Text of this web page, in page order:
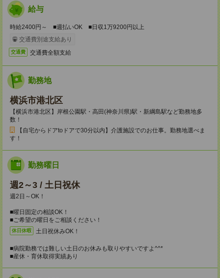
給与
時給2400円～ ■週払いOK ■日収1万9200円以上
交通費別途支給あり
交通費 交通費全額支給
勤務地
横浜市港北区
【横浜市港北区】岸根公園駅・高田(神奈川県)駅・新綱島駅など勤務地多
数！
【自宅からドアtoドアで30分以内】介護施設でのお仕事。勤務地選べま
す！
勤務曜日
週2～3 / 土日祝休
週2日～OK！
■曜日固定の相談OK！
■ご希望の曜日をご相談ください！
休日休暇 土日祝休みOK！
■病院勤務では難しい土日のお休みも取りやすいですよ^^*
■産休・育休取得実績あり